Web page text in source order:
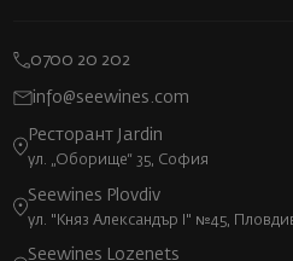
0700 20 202
info@seewines.com
Ресторант Jardin
ул. „Оборище“ 35, София
Seewines Plovdiv
ул. "Княз Александър I" №45,
Seewines Lozenets